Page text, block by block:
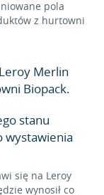
pola
z hurtowni
Merlin
Biopack.
stanu
wystawienia
się na Leroy
wynosił co